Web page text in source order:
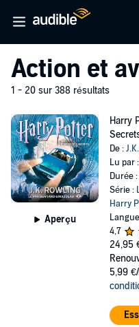
Action et
1 - 20 sur 388 résultats
Aperçu
Harry
De :
Lu par :
Durée
Série :
Harry
4,7
24,95
5,99